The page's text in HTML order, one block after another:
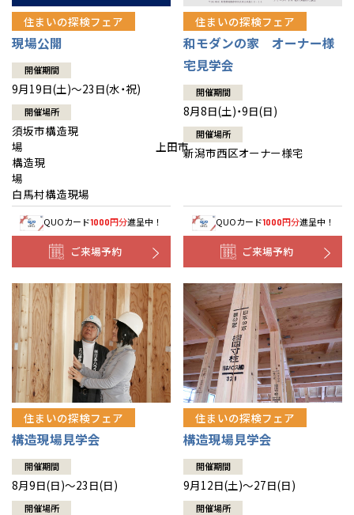
住まいの探検フェア
現場公開
開催期間
9月19日(土)～23日(水・祝)
開催場所
須坂市構造現
場 上田市
構造現
場
白馬村構造現場
QUOカード1000円分進呈中！
ご来場予約
住まいの探検フェア
和モダンの家 オーナー様
宅見学会
開催期間
8月8日(土)・9日(日)
開催場所
新潟市西区オーナー様宅
QUOカード1000円分進呈中！
ご来場予約
住まいの探検フェア
構造現場見学会
開催期間
8月9日(日)～23日(日)
開催場所
住まいの探検フェア
構造現場見学会
開催期間
9月12日(土)～27日(日)
開催場所